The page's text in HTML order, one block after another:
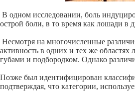
В одном исследовании, боль
острой боли, в то время как лошади в
Несмотря на многочисленные
активность в одних и тех же
губами и подбородком. Однако
Позже был идентифицирован
подтверждая, что категории,